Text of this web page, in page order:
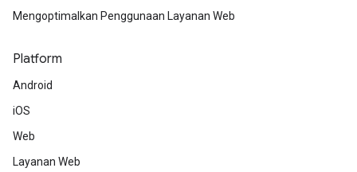
Mengoptimalkan Penggunaan Layanan Web
Platform
Android
iOS
Web
Layanan Web